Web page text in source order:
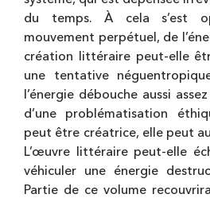
du temps. À cela s’est
mouvement perpétuel, de
création littéraire peut-elle
une tentative
l’énergie débouche aussi
d’une problématisation
peut être créatrice, elle peut
L’œuvre littéraire peut-elle
véhiculer une énergie
Partie de ce volume